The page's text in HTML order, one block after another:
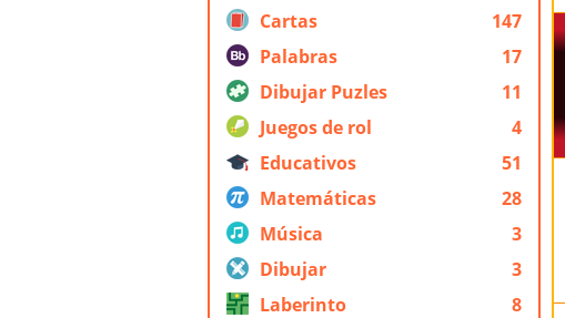
Cartas
147
Palabras
17
Dibujar Puzles
11
Juegos de rol
4
Educativos
51
Matemáticas
28
Música
3
Dibujar
3
Laberinto
8